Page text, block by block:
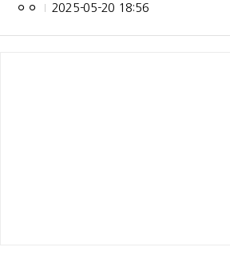
ㅇㅇ 2025-05-20 18:56